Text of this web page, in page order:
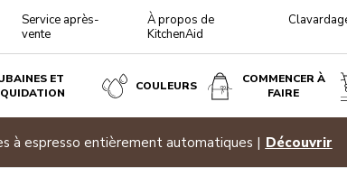
Service après-
vente
À propos de
KitchenAid
ET
COULEURS
COMMENCER À
FAIRE
à espresso entièrement automatiques | Découvrir